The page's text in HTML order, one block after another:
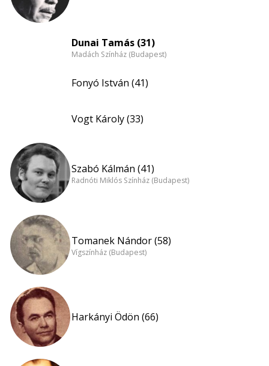
Dunai Tamás (31)
Madách Színház (Budapest)
Fonyó István (41)
Vogt Károly (33)
Szabó Kálmán (41)
Radnóti Miklós Színház (Budapest)
Tomanek Nándor (58)
Vígszínház (Budapest)
Harkányi Ödön (66)